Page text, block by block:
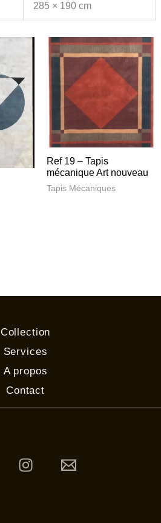
285 × 190 cm
Ref 19 – Tapis
mécanique Art nouveau
Tapis Mécaniques
Collection
Services
A propos
Contact